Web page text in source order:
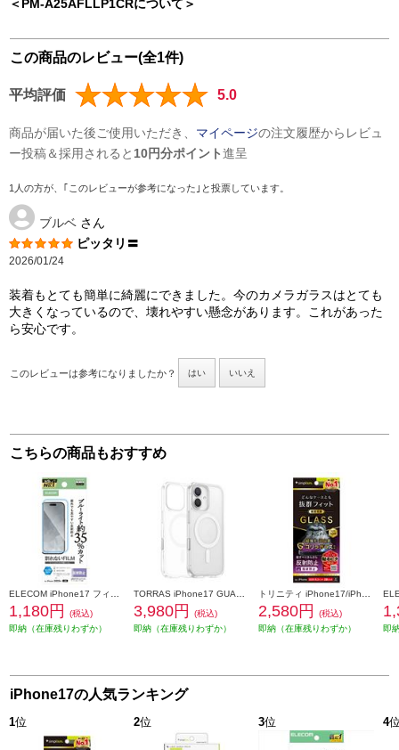
＜PM-A25AFLLP1CRについて＞
この商品のレビュー(全1件)
平均評価 5.0
商品が届いた後ご使用いただき、 マイページの注文履歴からレビュ
ー投稿＆採用されると 10円分ポイント進呈
1人の方が、｢このレビューが参考になった｣と投票しています。
ブルベ さん
ピッタリ〓
2026/01/24
装着もとても簡単に綺麗にできました。今のカメラガラスはとても
大きくなっているので、壊れやすい懸念があります。これがあった
ら安心です。
このレビューは参考になりましたか？ はい いいえ
こちらの商品もおすすめ
1,180円
(税込)
即納（在庫残りわずか）
3,980円
(税込)
即納（在庫残りわずか）
2,580円
(税込)
即納（在庫残りわずか）
即
iPhone17の人気ランキング
1位 2位 3位 4